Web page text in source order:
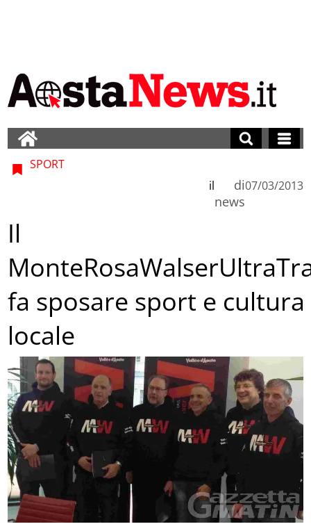
SPORT
di
news
il 07/03/2013
Il
fa sposare sport e cultura
locale